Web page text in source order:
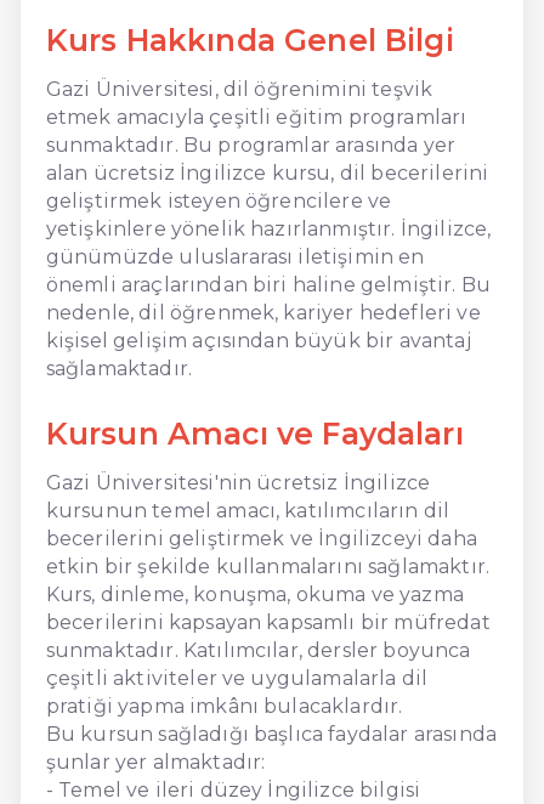
Kurs Hakkında Genel Bilgi
Gazi Üniversitesi, dil öğrenimini teşvik
etmek amacıyla çeşitli eğitim programları
sunmaktadır. Bu programlar arasında yer
alan ücretsiz İngilizce kursu, dil becerilerini
geliştirmek isteyen öğrencilere ve
yetişkinlere yönelik hazırlanmıştır. İngilizce,
günümüzde uluslararası iletişimin en
önemli araçlarından biri haline gelmiştir. Bu
nedenle, dil öğrenmek, kariyer hedefleri ve
kişisel gelişim açısından büyük bir avantaj
sağlamaktadır.
Kursun Amacı ve Faydaları
Gazi Üniversitesi'nin ücretsiz İngilizce
kursunun temel amacı, katılımcıların dil
becerilerini geliştirmek ve İngilizceyi daha
etkin bir şekilde kullanmalarını sağlamaktır.
Kurs, dinleme, konuşma, okuma ve yazma
becerilerini kapsayan kapsamlı bir müfredat
sunmaktadır. Katılımcılar, dersler boyunca
çeşitli aktiviteler ve uygulamalarla dil
pratiği yapma imkânı bulacaklardır.
Bu kursun sağladığı başlıca faydalar arasında
şunlar yer almaktadır:
- Temel ve ileri düzey İngilizce bilgisi